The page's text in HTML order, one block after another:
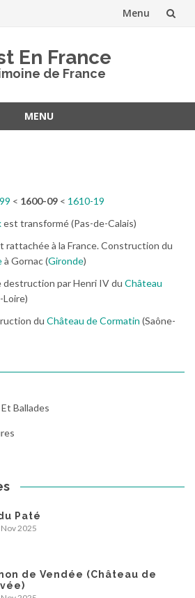
Menu
En France
de France
MENU
< 1600-09 < 1610-19
est transformé (Pas-de-Calais)
rattachée à la France. Construction du
à Gornac (Gironde)
destruction par Henri IV du Château
Loire)
du Château de Cormatin (Saône-
Ballades
Paté
2025
de Vendée (Château de